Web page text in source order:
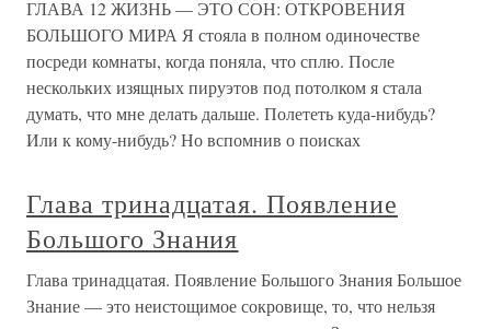
ГЛАВА 12 ЖИЗНЬ — ЭТО СОН: ОТКРОВЕНИЯ
БОЛЬШОГО МИРА Я стояла в полном одиночестве
посреди комнаты, когда поняла, что сплю. После
нескольких изящных пируэтов под потолком я стала
думать, что мне делать дальше. Полететь куда-нибудь?
Или к кому-нибудь? Но вспомнив о поисках
Глава тринадцатая. Появление
Большого Знания
Глава тринадцатая. Появление Большого Знания Большое
Знание — это неистощимое сокровище, то, что нельзя